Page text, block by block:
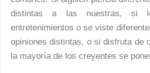
distintas a las nuestras, si
entretenimientos o se viste
opiniones distintas, o si disfruta de
la mayoría de los creyentes se